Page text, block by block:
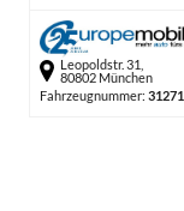
Leopoldstr. 31,
80802 München
Fahrzeugnummer: 31271